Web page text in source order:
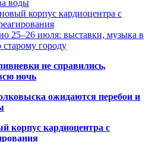
воды
корпус кардиоцентра с
25–26 июля: выставки, музыка в
городу
не справились,
ночь
ожидаются перебои и
корпус кардиоцентра с